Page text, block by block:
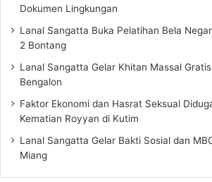
Dokumen Lingkungan
Lanal Sangatta Buka Pelatihan Bela
2 Bontang
Lanal Sangatta Gelar Khitan Massal
Bengalon
Faktor Ekonomi dan Hasrat Seksual
Kematian Royyan di Kutim
Lanal Sangatta Gelar Bakti Sosial dan
Miang